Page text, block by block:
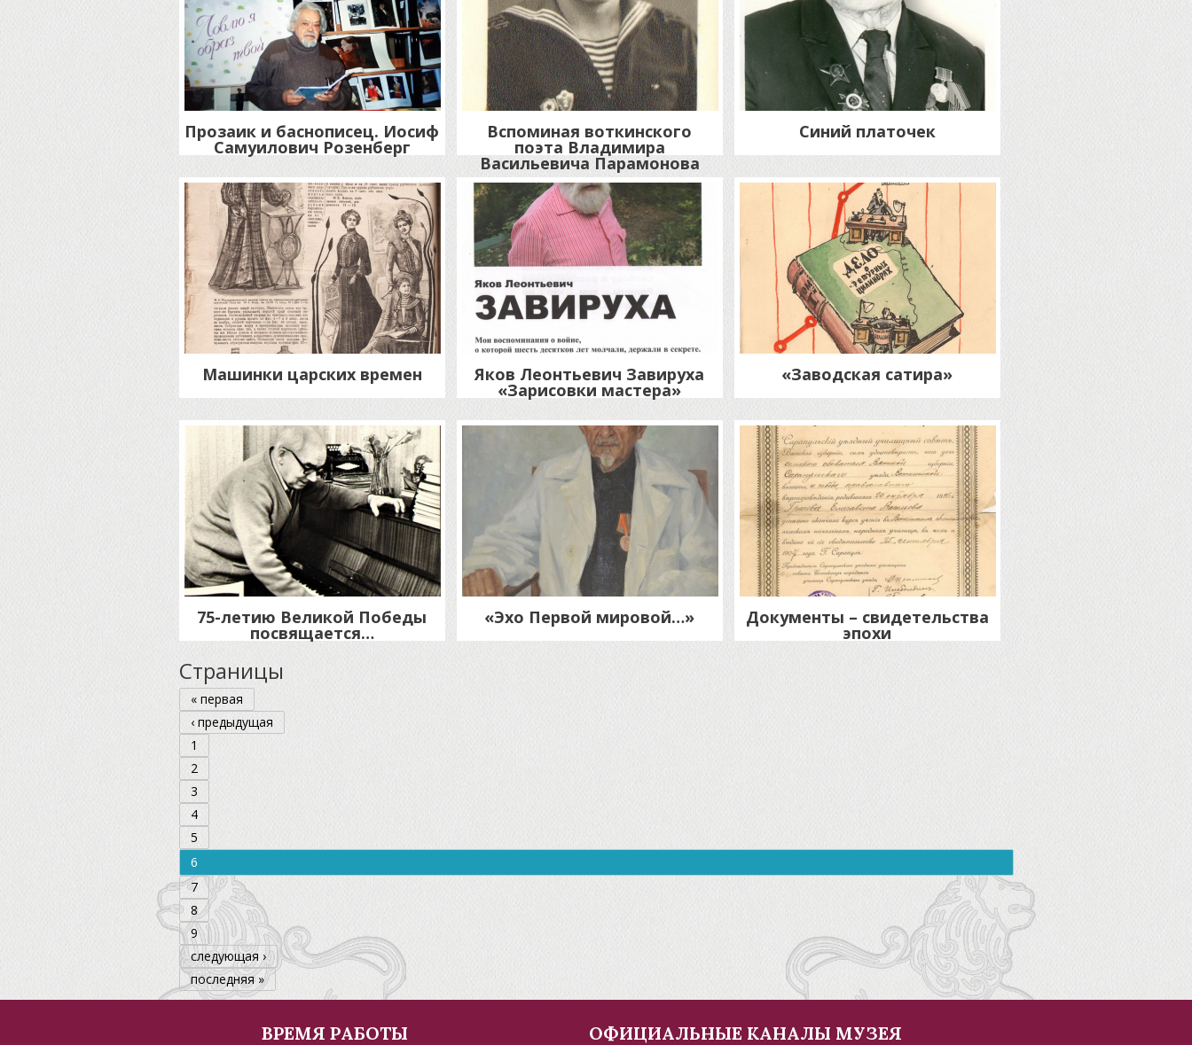
Прозаик и баснописец. Иосиф
Самуилович Розенберг
Вспоминая воткинского
поэта Владимира
Васильевича Парамонова
Синий платочек
Машинки царских времен Яков Леонтьевич Завируха
«Зарисовки мастера»
«Заводская сатира»
75-летию Великой Победы
посвящается…
«Эхо Первой мировой…» Документы – свидетельства
эпохи
Страницы
« первая
‹ предыдущая
1
2
3
4
5
6
7
8
9
следующая ›
последняя »
ВРЕМЯ РАБОТЫ ОФИЦИАЛЬНЫЕ КАНАЛЫ МУЗЕЯ